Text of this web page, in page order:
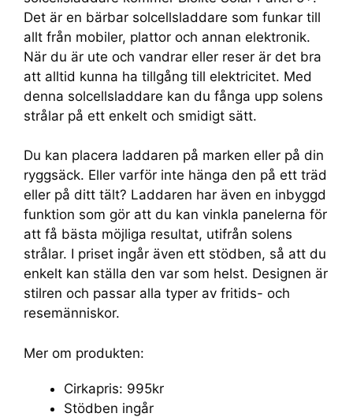
Det är en bärbar solcellsladdare som funkar till
allt från mobiler, plattor och annan elektronik.
När du är ute och vandrar eller reser är det bra
att alltid kunna ha tillgång till elektricitet. Med
denna solcellsladdare kan du fånga upp solens
strålar på ett enkelt och smidigt sätt.
Du kan placera laddaren på marken eller på din
ryggsäck. Eller varför inte hänga den på ett träd
eller på ditt tält? Laddaren har även en inbyggd
funktion som gör att du kan vinkla panelerna för
att få bästa möjliga resultat, utifrån solens
strålar. I priset ingår även ett stödben, så att du
enkelt kan ställa den var som helst. Designen är
stilren och passar alla typer av fritids- och
resemänniskor.
Mer om produkten:
Cirkapris: 995kr
Stödben ingår